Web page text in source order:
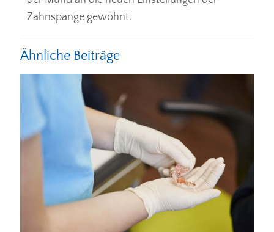
Zahnspange gewöhnt.
Ähnliche Beiträge